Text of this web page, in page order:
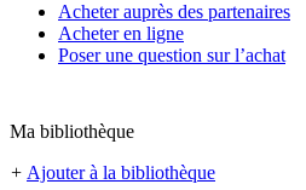
Acheter auprès des partenaires
Acheter en ligne
Poser une question sur l’achat
Ma bibliothèque
+ Ajouter à la bibliothèque